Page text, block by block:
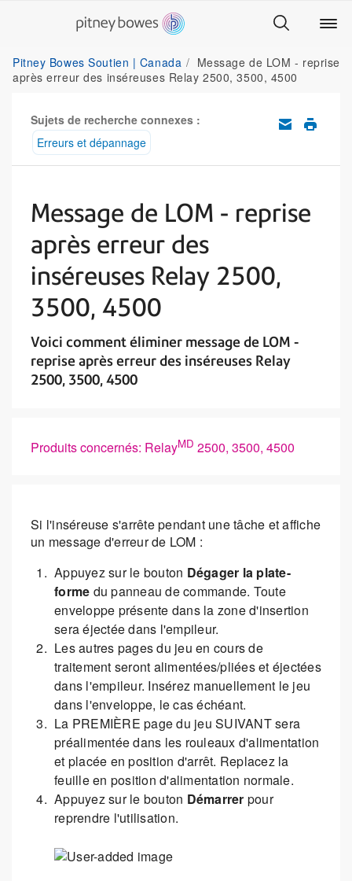
Pitney Bowes Soutien | Canada
Message de LOM - reprise
après erreur des inséreuses Relay 2500, 3500, 4500
Sujets de recherche connexes :
Erreurs et dépannage
Message de LOM - reprise
après erreur des
inséreuses Relay 2500,
3500, 4500
Voici comment éliminer message de LOM -
reprise après erreur des inséreuses Relay
2500, 3500, 4500
Produits concernés: RelayMD 2500, 3500, 4500
Si l'inséreuse s'arrête pendant une tâche et affiche
un message d'erreur de LOM :
Appuyez sur le bouton Dégager la plate-
forme du panneau de commande. Toute
enveloppe présente dans la zone d'insertion
sera éjectée dans l'empileur.
Les autres pages du jeu en cours de
traitement seront alimentées/pliées et éjectées
dans l'empileur. Insérez manuellement le jeu
dans l'enveloppe, le cas échéant.
La PREMIÈRE page du jeu SUIVANT sera
préalimentée dans les rouleaux d'alimentation
et placée en position d'arrêt. Replacez la
feuille en position d'alimentation normale.
Appuyez sur le bouton Démarrer pour
reprendre l'utilisation.